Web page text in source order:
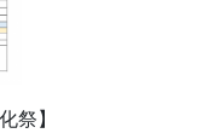
祭】